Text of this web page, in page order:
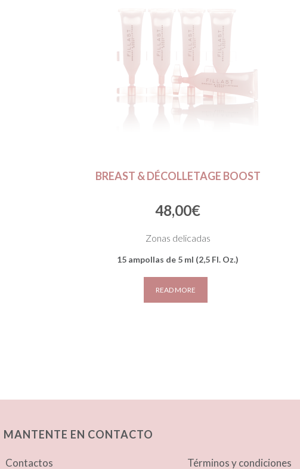
BREAST & DÉCOLLETAGE BOOST
48,00€
Zonas delicadas
15 ampollas de 5 ml (2,5 Fl. Oz.)
READ MORE
MANTENTE EN CONTACTO
Contactos Términos y condiciones